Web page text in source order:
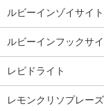
ルビーインゾイサイト
ルビーインフックサイ
レピドライト
レモンクリソプレー